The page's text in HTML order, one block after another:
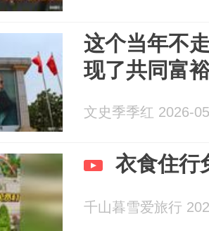
这个当年不
现了共同富
文史季季红 2026-
衣食住行
千山暮雪爱旅行